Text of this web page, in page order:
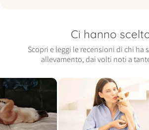
Ci hanno
Scopri e leggi le recensioni di chi ha
allevamento, dai volti noti a